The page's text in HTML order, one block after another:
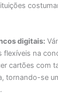
digitais:
flexíveis na
cartões com
tornando-se